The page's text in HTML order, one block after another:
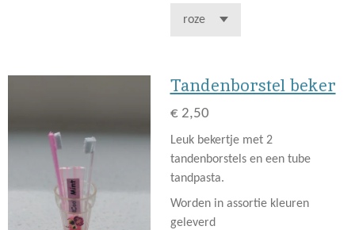
Tandenborstel beker
€ 2,50
Leuk bekertje met 2
tandenborstels en een tube
tandpasta.
Worden in assortie kleuren
geleverd